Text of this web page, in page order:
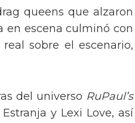
ciudad de Nueva York
queens que alzaron
en escena culminó con
sobre el escenario,
del universo RuPaul’s